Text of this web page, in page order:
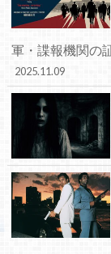
軍・諜報機関の
2025.11.09